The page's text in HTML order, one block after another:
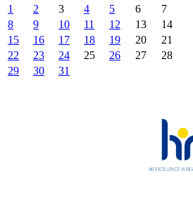
1
2 3 4 5 6
7
8
9 10 11 12 13
14
15
16 17 18 19 20
21
22
23 24 25 26 27
28
29
30 31